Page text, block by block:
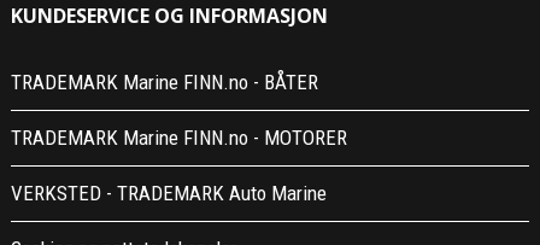
KUNDESERVICE OG INFORMASJON
TRADEMARK Marine FINN.no - BÅTER
TRADEMARK Marine FINN.no - MOTORER
VERKSTED - TRADEMARK Auto Marine